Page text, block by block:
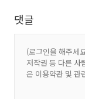
댓글